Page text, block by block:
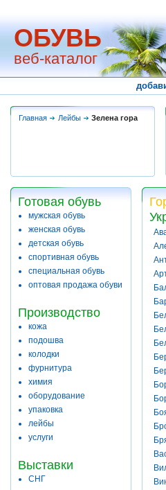
ОБУВЬ
веб-каталог
Главная Лейбы Зелена гора
Готовая обувь
мужская обувь
женская обувь
детская обувь
спортивная обувь
специальная обувь
оптовая продажа обуви
Производство
кожа
подошва
колодки
фурнитура
химия
оборудование
упаковка
лейбы
услуги
Выставки
СНГ